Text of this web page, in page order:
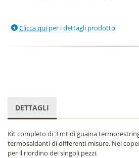
Clicca qui per i dettagli prodotto
DETTAGLI
Kit completo di 3 mt di guaina
termosaldanti di differenti misure. Nel
per il riordino dei singoli pezzi.